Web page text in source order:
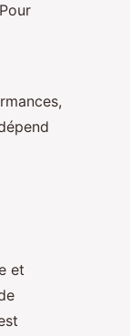
et